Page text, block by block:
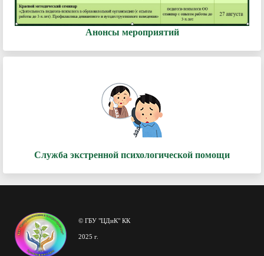
Анонсы мероприятий
Служба экстренной психологической помощи
© ГБУ "ЦДиК" КК
2025 г.